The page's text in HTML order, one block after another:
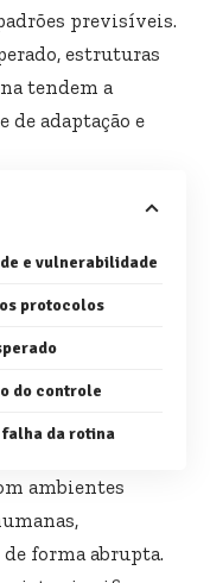
previsíveis.
estruturas
tendem a
de adaptação e
e vulnerabilidade
protocolos
do controle
da rotina
ambientes
forma abrupta.